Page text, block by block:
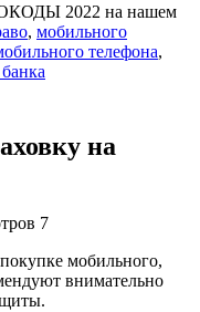
2022 на нашем
, мобильного
телефона,
на
7
мобильного,
внимательно